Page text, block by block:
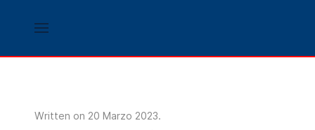
Written on 20 Marzo 2023.